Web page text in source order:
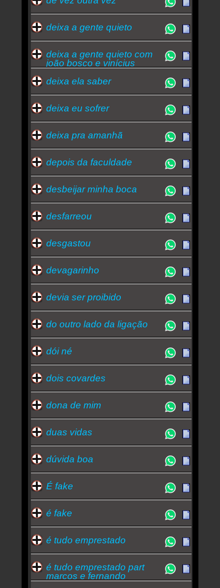
deixa a gente quieto
deixa a gente quieto com
joão bosco e vinícius
deixa ela saber
deixa eu sofrer
deixa pra amanhã
depois da faculdade
desbeijar minha boca
desfarreou
desgastou
devagarinho
devia ser proibido
do outro lado da ligação
dói né
dois covardes
dona de mim
duas vidas
dúvida boa
É fake
é fake
é tudo emprestado
é tudo emprestado part
marcos e fernando